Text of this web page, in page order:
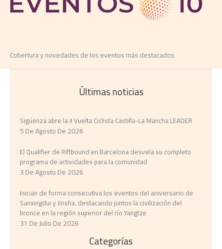
Cobertura y novedades de los eventos más destacados
Últimas noticias
Sigüenza abre la II Vuelta Ciclista Castilla-La Mancha LEADER
5 De Agosto De 2026
El Qualifier de Riftbound en Barcelona desvela su completo
programa de actividades para la comunidad
3 De Agosto De 2026
Inician de forma consecutiva los eventos del aniversario de
Sanxingdui y Jinsha, destacando juntos la civilización del
bronce en la región superior del río Yangtze
31 De Julio De 2026
Categorías